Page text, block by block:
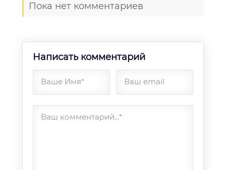
Пока нет комментариев
Написать комментарий
Ваше Имя* Ваш email
Ваш комментарий...*